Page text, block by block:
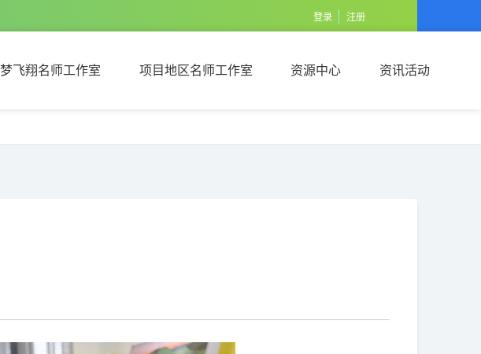
登录 注册
梦飞翔名师工作室 项目地区名师工作室 资源中心 资讯活动